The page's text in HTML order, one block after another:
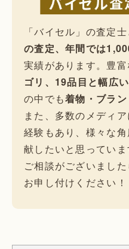
「バイセル」の査定士
の査定、年間では
実績があります。豊
ゴリ、19品目と幅広
の中でも着物・ブラ
また、多数のメディ
経験もあり、様々な
献したいと思ってい
ご相談がございまし
お申し付けください！